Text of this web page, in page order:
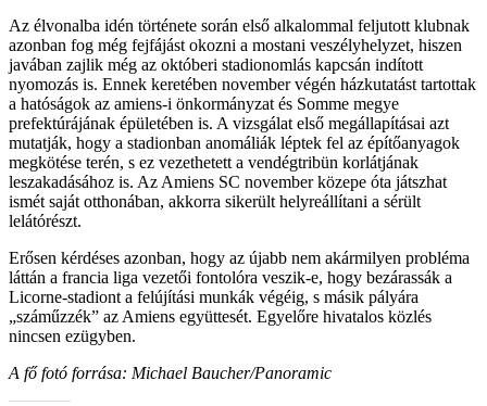
Az élvonalba idén története során első alkalommal feljutott klubnak
azonban fog még fejfájást okozni a mostani veszélyhelyzet, hiszen
javában zajlik még az októberi stadionomlás kapcsán indított
nyomozás is. Ennek keretében november végén házkutatást tartottak
a hatóságok az amiens-i önkormányzat és Somme megye
prefektúrájának épületében is. A vizsgálat első megállapításai azt
mutatják, hogy a stadionban anomáliák léptek fel az építőanyagok
megkötése terén, s ez vezethetett a vendégtribün korlátjának
leszakadásához is. Az Amiens SC november közepe óta játszhat
ismét saját otthonában, akkorra sikerült helyreállítani a sérült
lelátórészt.
Erősen kérdéses azonban, hogy az újabb nem akármilyen probléma
láttán a francia liga vezetői fontolóra veszik-e, hogy bezárassák a
Licorne-stadiont a felújítási munkák végéig, s másik pályára
„száműzzék” az Amiens együttesét. Egyelőre hivatalos közlés
nincsen ezügyben.
A fő fotó forrása: Michael Baucher/Panoramic